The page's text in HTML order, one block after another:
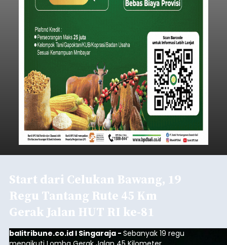
Start dari Celukan Bawang, 19
Regu Tantang Rute 45 Km
Gerak Jalan HUT RI ke-81
balitribune.co.id I Singaraja - Sebanyak 19 regu